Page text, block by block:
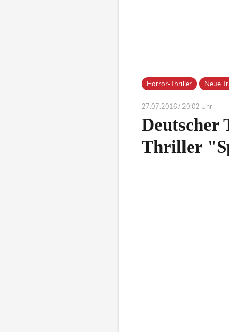
Horror-Thriller Neue
27.07.2016 / 20:02 Uhr
Deutscher
Thriller